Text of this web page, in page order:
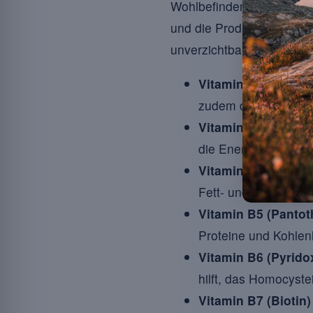
Wohlbefindens. Sie sind
und die Produktion roter
unverzichtbar sind ?
Vitamin B1
zudem die Muskel-
Vitamin B2
die Energie aus der
Vitamin B3 (Niacin)
Fett- und
Vitamin B5
Proteine und
Vitamin B6
hilft, das
Vitamin B7 (Biotin)